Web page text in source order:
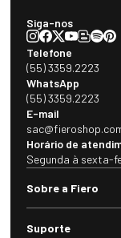
Siga-nos
Telefone
(55) 3359.2223
WhatsApp
(55) 3359.2223
E-mail
Horário de
Segunda à sexta-
Sobre a Fiero
Suporte